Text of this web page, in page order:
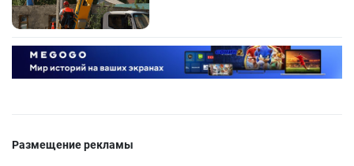
Размещение рекламы